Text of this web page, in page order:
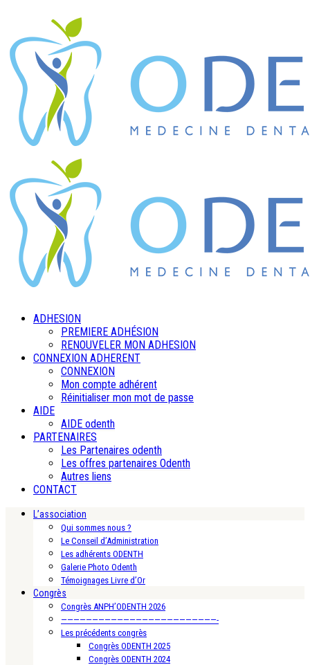
ADHESION
PREMIERE ADHÉSION
RENOUVELER MON ADHESION
CONNEXION ADHERENT
CONNEXION
Mon compte adhérent
Réinitialiser mon mot de passe
AIDE
AIDE odenth
PARTENAIRES
Les Partenaires odenth
Les offres partenaires Odenth
Autres liens
CONTACT
L’association
Qui sommes nous ?
Le Conseil d’Administration
Les adhérents ODENTH
Galerie Photo Odenth
Témoignages Livre d’Or
Congrès
Congrès ANPH’ODENTH 2026
—————————————————————————-
Les précédents congrès
Congrès ODENTH 2025
Congrès ODENTH 2024